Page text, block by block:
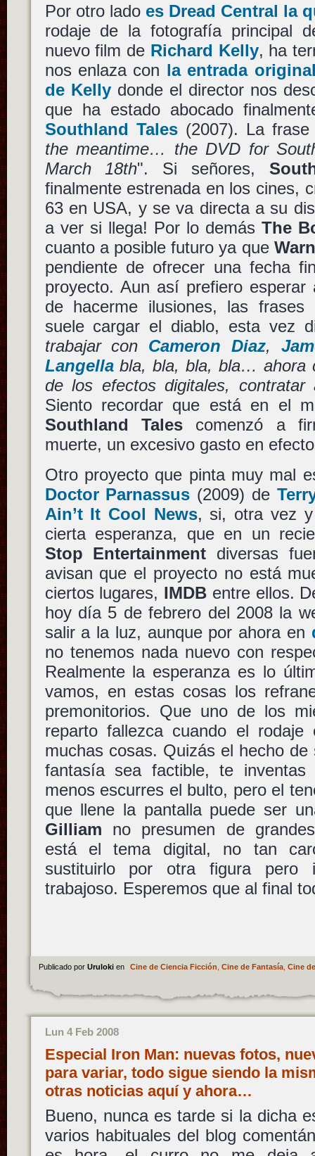
Por otro lado es Dread Central la
rodaje de la fotografía principal
nuevo film de Richard Kelly, ha
nos enlaza con la entrada
de Kellydonde el director nos
que ha estado abocado
Southland Tales(2007). La frase
the meantime… the DVD for
March 18th". Si señores,
finalmente estrenada en los cines,
63 en USA, y se va directa a su
a ver si llega! Por lo demásThe
cuanto a posible futuro ya que
pendiente de ofrecer una fecha
proyecto. Aun así prefiero esperar
de hacerme ilusiones, las
suele cargar el diablo, esta vez
trabajar con Cameron Diaz,
Langellabla, bla, bla, bla… ahora
de los efectos digitales,
Siento recordar que está en el
Southland Talescomenzó a
muerte, un excesivo gasto en
Otro proyecto que pinta muy mal
Doctor Parnassus (2009) de
Ain’t It Cool News, si, otra vez y
cierta esperanza, que en un
Stop Entertainment diversas
avisan que el proyecto no está
ciertos lugares, IMDB entre ellos.
hoy día 5 de febrero del 2008 la
salir a la luz, aunque por ahora en
no tenemos nada nuevo con
Realmente la esperanza es lo
vamos, en estas cosas los
premonitorios. Que uno de los
reparto fallezca cuando el
muchas cosas. Quizás el hecho
fantasía sea factible, te
menos escurres el bulto, pero el
que llene la pantalla puede ser
Gilliam no presumen de
está el tema digital, no tan
sustituirlo por otra figura pero
trabajoso. Esperemos que al final
Publicado por Uruloki en Cine de Ciencia Ficción Cine de Fantasía, Cine
Lun 4 Feb 2008
Especial Iron Man: nuevas fotos,
para variar, todo sigue siendo la
otras noticias aquí y ahora…
Bueno, nunca es tarde si la dicha
varios habituales del blog